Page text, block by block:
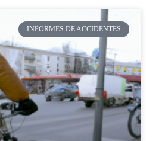
INFORMES DE ACCIDENTES